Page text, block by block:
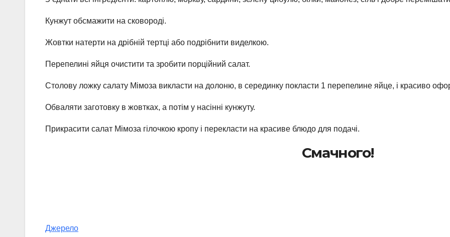
Кунжут обсмажити на сковороді.
Жовтки натерти на дрібній тертці або подрібнити виделкою.
Перепелині яйця очистити та зробити порційний салат.
Столову ложку салату Мімоза викласти на долоню, в серединку покласти 1 перепелине яйце, і красиво
Обваляти заготовку в жовтках, а потім у насінні кунжуту.
Прикрасити салат Мімоза гілочкою кропу і перекласти на красиве блюдо для подачі.
Смачного!
Джерело